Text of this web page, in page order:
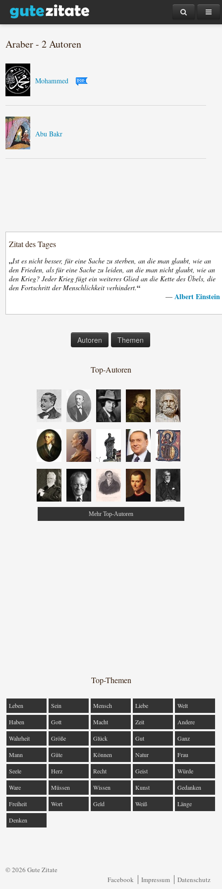
Araber - 2 Autoren
Mohammed
Abu Bakr
Zitat des Tages
„Ist es nicht besser, für eine Sache zu sterben, an die man glaubt, wie an
den Frieden, als für eine Sache zu leiden, an die man nicht glaubt, wie an
den Krieg? Jeder Krieg fügt ein weiteres Glied an die Kette des Übels, die
den Fortschritt der Menschlichkeit verhindert.“
— Albert Einstein
Autoren Themen
Top-Autoren
Mehr Top-Autoren
Top-Themen
Leben Sein Mensch Liebe Welt
Haben Gott Macht Zeit Andere
Wahrheit Größe Glück Gut Ganz
Mann Güte Können Natur Frau
Seele Herz Recht Geist Würde
Ware Müssen Wissen Kunst Gedanken
Freiheit Wort Geld Weiß Länge
Denken
© 2026 Gute Zitate
Facebook
Impressum Datenschutz